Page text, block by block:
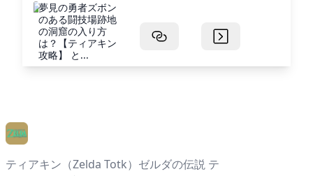
夢見の勇者ズボン
のある闘技場跡地
の洞窟の入り方
は？【ティアキン
攻略】 と...
ティアキン（Zelda Totk）ゼルダの伝説 テ